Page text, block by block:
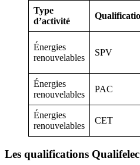
Type
d’activité
Énergies
renouvelables
SPV
Énergies
renouvelables
PAC
Énergies
renouvelables
CET
Les qualifications